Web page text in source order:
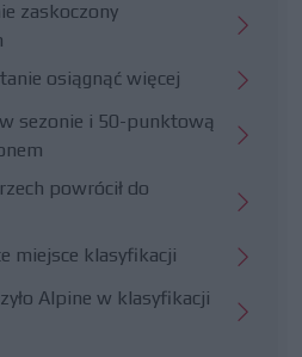
zaskoczony
osiągnąć więcej
sezonie i 50-punktową
powrócił do
miejsce klasyfikacji
Alpine w klasyfikacji